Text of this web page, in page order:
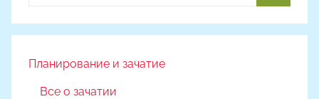
Планирование и зачатие
Все о зачатии